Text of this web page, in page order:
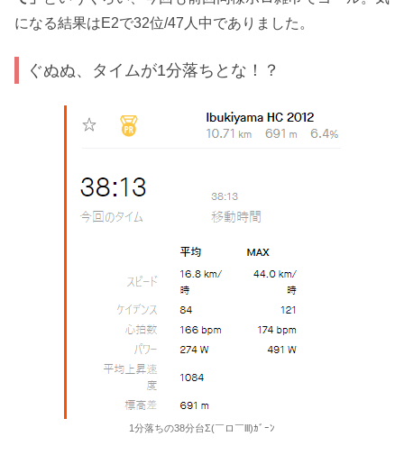
になる結果はE2で32位/47人中でありました。
ぐぬぬ、タイムが1分落ちとな！？
1分落ちの38分台Σ(￣ロ￣lll)ｶﾞｰﾝ